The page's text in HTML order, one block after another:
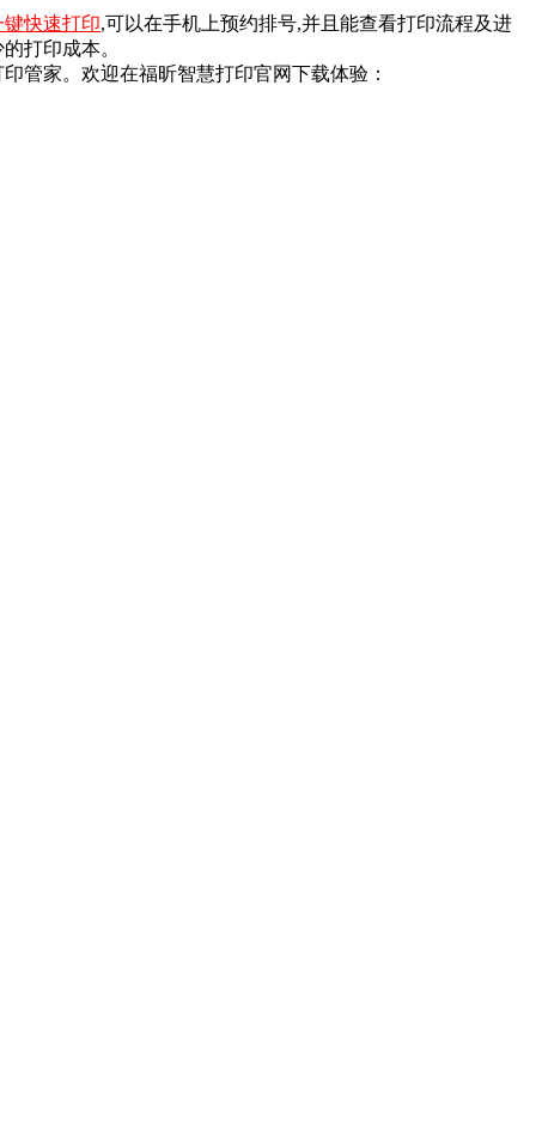
键快速打印,可以在手机上预约排号,并且能查看打印流程及进
打印成本。
管家。欢迎在福昕智慧打印官网下载体验：